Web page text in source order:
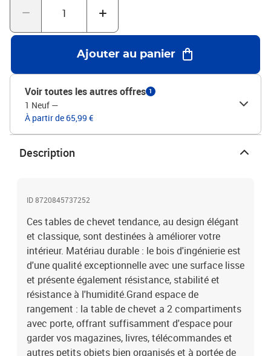
l'armoire latérale est facile à nettoyer avec un chiffon humide.
utilisé avec le dispositif de fixation au mur fourni. Bon à savoir
:Pour faciliter au maximum le montage, chaque produit est livré
avec des instructions.Couleur : chêne sonomaMatériau : bois
d'ingénierie, bois d'eucalyptus massifDimensions : 40 x 35 x 70 cm
(L x l x H)Installation flexible de la porteLa livraison contient :2 x
table de chevetLegal Documents:Vous trouverez ici plus de détails
sur la façon d'empêcher vos meubles de basculer
Ajouter au panier
Voir toutes les autres offres 1
1 Neuf —
À partir de 65,99 €
Description
ID 8720845737252
Ces tables de chevet tendance, au design élégant
et classique, sont destinées à améliorer votre
intérieur. Matériau durable : le bois d'ingénierie est
d'une qualité exceptionnelle avec une surface lisse
et présente également résistance, stabilité et
résistance à l'humidité.Grand espace de
rangement : la table de chevet a 2 compartiments
avec porte, offrant suffisamment d'espace pour
garder vos magazines, livres, télécommandes et
autres petits objets bien organisés et à portée de